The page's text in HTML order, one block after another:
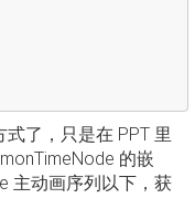
了，只是在 PPT 里
的嵌
主动画序列以下，获